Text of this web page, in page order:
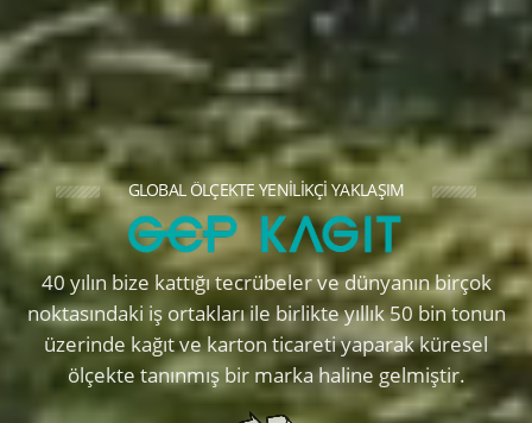
GLOBAL ÖLÇEKTE YENILIKÇI YAKLAŞIM
40 yılın bize kattığı tecrübeler ve dünyanın birçok
noktasındaki iş ortakları ile birlikte yıllık 50 bin tonun
üzerinde kağıt ve karton ticareti yaparak küresel
ölçekte tanınmış bir marka haline gelmiştir.